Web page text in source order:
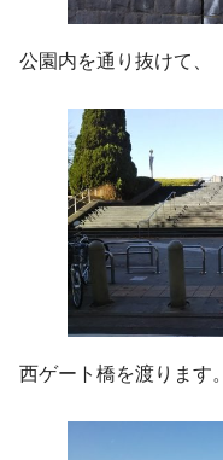
公園内を通り抜けて、
西ゲート橋を渡ります。